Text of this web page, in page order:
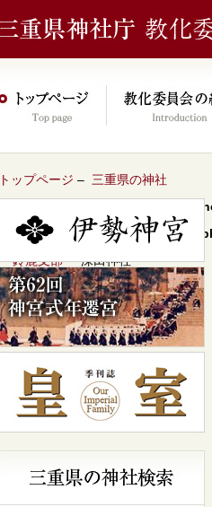
トップページ – 三重県の神社
/
content/themes/jinja2022/
鈴鹿支部– 深田神社